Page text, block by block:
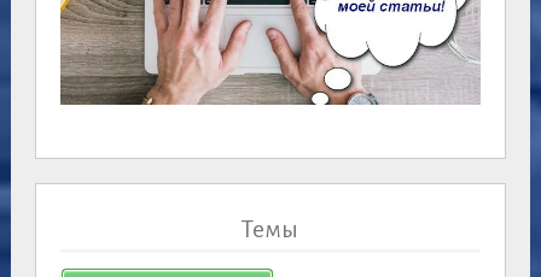
Темы